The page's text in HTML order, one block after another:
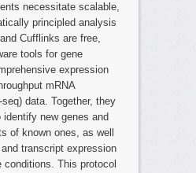
necessitate scalable,
principled analysis
Cufflinks are free,
tools for gene
expression
mRNA
data. Together, they
new genes and
of known ones, as well
transcript expression
conditions. This protocol